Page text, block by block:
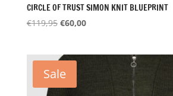
CIRCLE OF TRUST SIMON KNIT BLUEPRINT
€119,95 Oorspronkelijke
€119,95.
€60,00Huidige
Sale